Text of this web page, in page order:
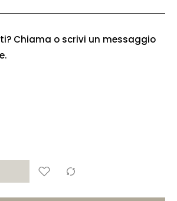
Chiama o scrivi un messaggio